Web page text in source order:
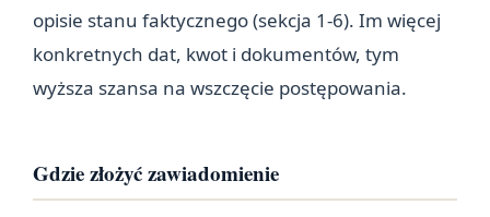
opisie stanu faktycznego (sekcja 1-6). Im więcej
konkretnych dat, kwot i dokumentów, tym
wyższa szansa na wszczęcie postępowania.
Gdzie złożyć zawiadomienie